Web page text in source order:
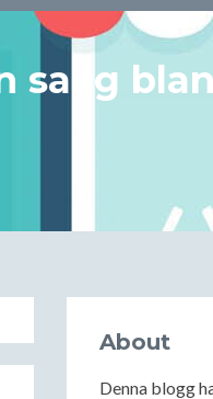
salig
About
Denna blogg